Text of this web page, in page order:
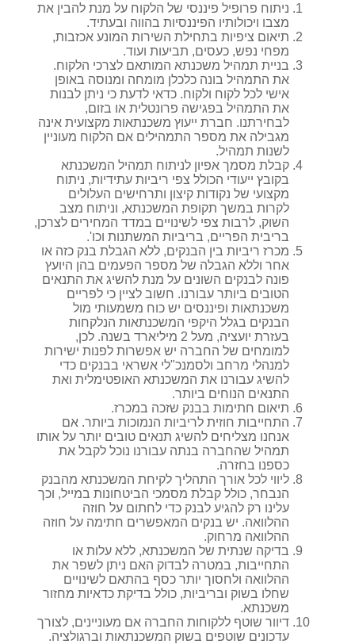
ניתוח פרופיל פיננסי של הלקוח על מנת להבין את
מצבו ויכולותיו הפיננסיות בהווה ובעתיד.
תיאום ציפיות בתחילת השירות המונע אכזבות,
מפחי נפש, כעסים, תביעות ועוד.
בניית תמהיל משכנתא המותאם לצרכי הלקוח.
את התמהיל בונה כלכלן מומחה ומנוסה באופן
אישי לכל לקוח ולקוח. כדאי לדעת כי ניתן לבנות
את התמהיל בפגישה פרונטלית או בזום,
לבחירתנו. חברת ייעוץ משכנתאות מקצועית אינה
מגבילה את מספר התמהילים אם הלקוח מעוניין
לשנות תמהיל.
קבלת מסמך אפיון לניתוח תמהיל המשכנתא
בקובץ ייעודי הכולל צפי ריביות עתידיות, ניתוח
מקצועי של נקודות קיצון ותרחישים העלולים
לקרות במשך תקופת המשכנתא, וניתוח מצב
השוק, לרבות צפי לשינויים במדד המחירים לצרכן,
בריבית הפריים, בריביות המשתנות וכו'.
מכרז ריביות בין הבנקים, ללא הגבלת בנק כזה או
אחר וללא הגבלה של מספר הפעמים בהן היועץ
פונה לבנקים השונים על מנת להשיג את התנאים
הטובים ביותר עבורנו. חשוב לציין כי לפריים
משכנתאות ופיננסים יש כוח משמעותי מול
הבנקים בגלל היקפי המשכנתאות הנלקחות
בעזרת יועציה, מעל 2 מיליארד בשנה. לכן,
למומחים של החברה יש אפשרות לפנות ישירות
למנהלי מרחב ולסמנכ"לי אשראי בבנקים כדי
להשיג עבורנו את המשכנתא האופטימלית ואת
התנאים הנוחים ביותר.
תיאום חתימות בבנק שזכה במכרז.
התחייבות חוזית לריביות הנמוכות ביותר. אם
אנחנו מצליחים להשיג תנאים טובים יותר על אותו
תמהיל שהחברה בנתה עבורנו נוכל לקבל את
כספנו בחזרה.
ליווי לכל אורך התהליך לקיחת המשכנתא מהבנק
הנבחר, כולל קבלת מסמכי הביטחונות במייל, וכך
עלינו רק להגיע לבנק כדי לחתום על חוזה
ההלוואה. יש בנקים המאפשרים חתימה על חוזה
ההלוואה מרחוק.
בדיקה שנתית של המשכנתא, ללא עלות או
התחייבות, במטרה לבדוק האם ניתן לשפר את
ההלוואה ולחסוך יותר כסף בהתאם לשינויים
שחלו בשוק ובריביות, כולל בדיקת כדאיות מחזור
משכנתא.
דיוור שוטף ללקוחות החברה אם מעוניינים, לצורך
עדכונים שוטפים בשוק המשכנתאות וברגולציה.